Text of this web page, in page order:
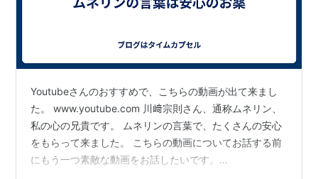
Youtubeさんのおすすめで、こちらの動画が出て来まし
た。 www.youtube.com 川﨑宗則さん、通称ムネリン、
私の心の兄貴です。 ムネリンの言葉で、たくさんの安心
をもらって来ました。 こちらの動画についてお話する前
にもう一つ素敵な動画をお話したいです。